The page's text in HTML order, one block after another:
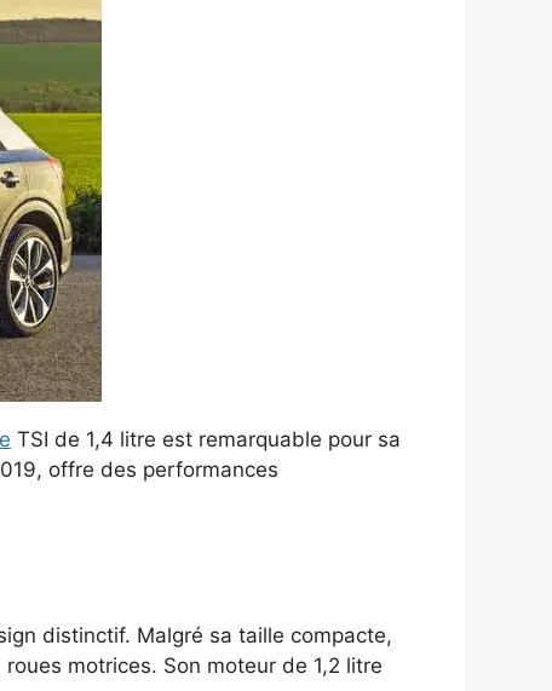
TSI de 1,4 litre est remarquable pour sa
offre des performances
distinctif. Malgré sa taille compacte,
motrices. Son moteur de 1,2 litre